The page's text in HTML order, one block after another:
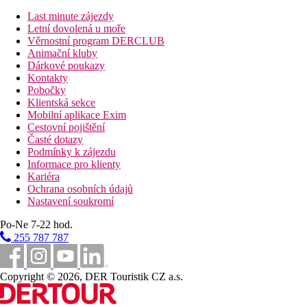
Vzdálenosti
25 km
Vzdálenost od nejbližšího letiště
200 m
Vzdálenost k pláži
1,5 km
Centrum města
Pláž
Lehátka na pláži za poplatek
Plážová dovolená
Bazény
Lehátka a slunečníky u bazénu zdarma
Dětský bazén
Last minute zájezdy
Letní dovolená u moře
Věrnostní program DERCLUB
Animační kluby
Dárkové poukazy
Kontakty
Pobočky
Klientská sekce
Mobilní aplikace Exim
Cestovní pojištění
Časté dotazy
Podmínky k zájezdu
Informace pro klienty
Kariéra
Ochrana osobních údajů
Nastavení soukromí
Po-Ne 7-22 hod.
255 787 787
Copyright © 2026, DER Touristik CZ a.s.